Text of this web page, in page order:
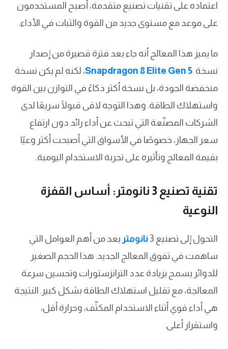
اعتماده على تقنيات تصنيع متقدمة، أصبح المستخدمون
على موعد مع مستوى جديد من القوة والثبات في الأداء.
ما يميز هذا المعالج أنه جاء بعد فترة قصيرة من إصدار
نسخة Snapdragon 8 Elite Gen 5، لكنه لم يكن نسخة
منخفضة الجودة، بل نسخة أكثر ذكاءً في التوازن بين القوة
واستهلاك الطاقة. وهذا التوجه لاقى قبولًا سريعًا لدى
الشركات المصنّعة التي تبحث عن أداء رائد دون ارتفاع
سعر الجهاز، خصوصًا في الأسواق التي أصبحت أكثر وعيًا
بقيمة المعالج وتأثيره على تجربة الاستخدام اليومية.
تقنية تصنيع 3 نانومتر: أساس القفزة
النوعية
التحول إلى تصنيع 3 نانومتر يعد من أهم العوامل التي
ساهمت في تفوق المعالج الجديد. هذا الحجم الصغير
للدوائر يسمح بزيادة عدد الترانزستورات وتحسين سرعة
المعالجة، مع تقليل استهلاك الطاقة بشكل كبير. النتيجة
هي أداء قوي أثناء الاستخدام المكثّف، وحرارة أقل،
واستقرار أعلى.